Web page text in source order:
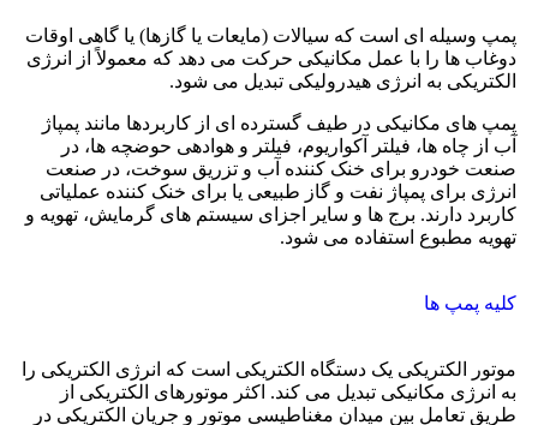
پمپ وسیله ای است که سیالات (مایعات یا گازها) یا گاهی اوقات
دوغاب ها را با عمل مکانیکی حرکت می دهد که معمولاً از انرژی
الکتریکی به انرژی هیدرولیکی تبدیل می شود.
پمپ های مکانیکی در طیف گسترده ای از کاربردها مانند پمپاژ
آب از چاه ها، فیلتر آکواریوم، فیلتر و هوادهی حوضچه ها، در
صنعت خودرو برای خنک کننده آب و تزریق سوخت، در صنعت
انرژی برای پمپاژ نفت و گاز طبیعی یا برای خنک کننده عملیاتی
کاربرد دارند. برج ها و سایر اجزای سیستم های گرمایش، تهویه و
تهویه مطبوع استفاده می شود.
کلیه پمپ ها
موتور الکتریکی یک دستگاه الکتریکی است که انرژی الکتریکی را
به انرژی مکانیکی تبدیل می کند. اکثر موتورهای الکتریکی از
طریق تعامل بین میدان مغناطیسی موتور و جریان الکتریکی در